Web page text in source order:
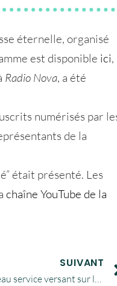
éternelle, organisé
est disponible ici,
Radio Nova, a été
numérisés par
de la
était présenté. Les
chaîne YouTube de la
SUIVANT
Archéovision, nouveau service versant sur la plateforme d’archivage du CINES